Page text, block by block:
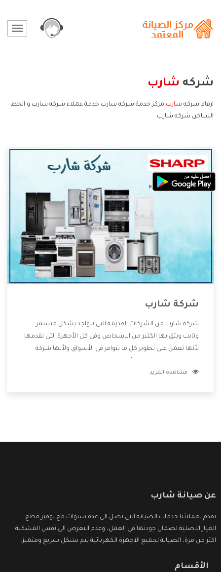
شركه شارب
ارقام شركه شارب مركز خدمة شركه شارب خدمة عملاء شركه شارب و الخط
الساخن شركه شارب.
شركة شارب
شركة شارب من الشركات القديمة التى تتواجد بشكل مستمر
وثابت ويثق بها الكثير من الاشخاص وفى كل الأجهزة التى تقدمها
لأنها تعمل على تطوير كل ما يتوافر فى الأسواق ولأنها شركة
وتقدم للعملاء أقوى العروض والخصومات التى تسهل على
مشاهدة المزيد
عن صيانة شارب
نقدم لعملائنا خدمات الصيانة التى تصل الى عدة سنوات مع توفير قطع
الغيار الاصلية لضمان جودتها فى العمل، وعدم التعرض الى نفس المشكلة
اكثر من مرة، الصيانة لجميع الاجهزة الكهربائية تتم بشكل سريع ومتميز.
الأقسام